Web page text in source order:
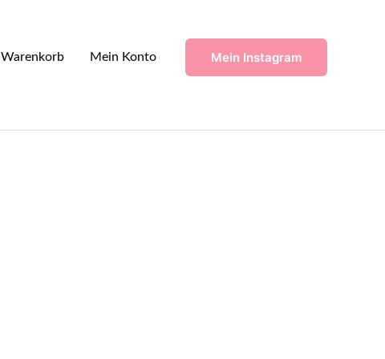
Warenkorb Mein Konto Mein Instagram